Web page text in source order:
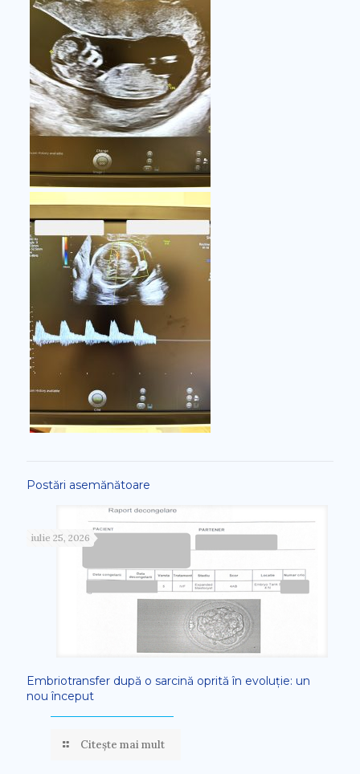
Postări asemănătoare
iulie 25, 2026
Embriotransfer după o sarcină oprită în evoluție: un
nou început
Citește mai mult